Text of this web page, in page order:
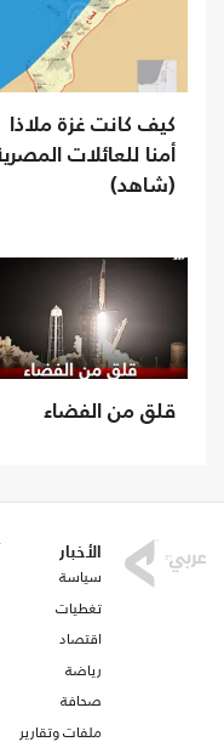
كيف كانت غزة ملاذا
أمنا للعائلات
(شاهد)
قلق من الفضاء
الأخبار
سياسة
تغطيات
اقتصاد
رياضة
صحافة
ملفات وتقارير